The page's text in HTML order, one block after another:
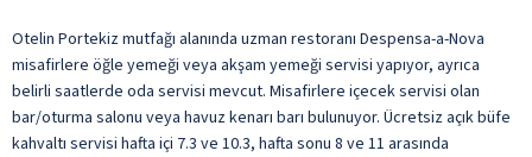
Otelin Portekiz mutfağı alanında uzman restoranı Despensa-a-Nova
misafirlere öğle yemeği veya akşam yemeği servisi yapıyor, ayrıca
belirli saatlerde oda servisi mevcut. Misafirlere içecek servisi olan
bar/oturma salonu veya havuz kenarı barı bulunuyor. Ücretsiz açık büfe
kahvaltı servisi hafta içi 7.3 ve 10.3, hafta sonu 8 ve 11 arasında